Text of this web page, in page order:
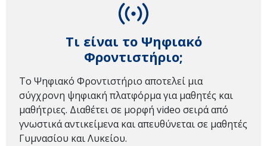
Τι είναι το Ψηφιακό
Φροντιστήριο;
Το Ψηφιακό Φροντιστήριο αποτελεί μια
σύγχρονη ψηφιακή πλατφόρμα για μαθητές και
μαθήτριες. Διαθέτει σε μορφή video σειρά από
γνωστικά αντικείμενα και απευθύνεται σε μαθητές
Γυμνασίου και Λυκείου.